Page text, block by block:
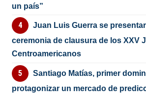
un país”
Juan Luis Guerra se
ceremonia de clausura de los XXV
Centroamericanos
Santiago Matías, primer
protagonizar un mercado de